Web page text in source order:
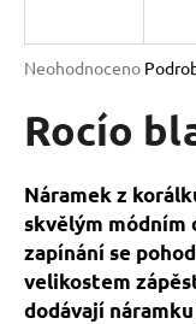
Průměrné
produktu
je
5
hvězdiček.
Neohodnoceno
Rocío
Náramek z
skvělým módním
zapínání se
velikostem
dodávají
j
t
?